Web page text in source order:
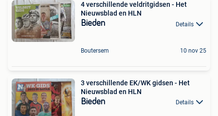
4 verschillende veldritgidsen - Het
Nieuwsblad en HLN
Bieden Details
Boutersem 10 nov 25
3 verschillende EK/WK gidsen - Het
Nieuwsblad en HLN
Bieden Details